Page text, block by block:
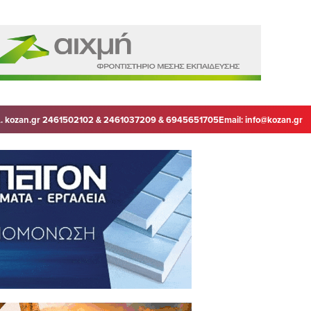
kozan.gr 2461502102 & 2461037209 & 6945651705Email:info@kozan.gr